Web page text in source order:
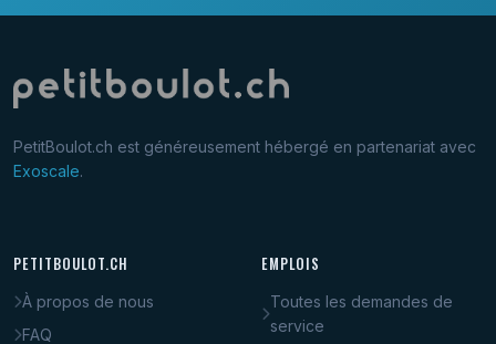
PetitBoulot.ch est généreusement hébergé en partenariat avec
Exoscale.
PETITBOULOT.CH
À propos de nous
FAQ
EMPLOIS
Toutes les demandes de
service